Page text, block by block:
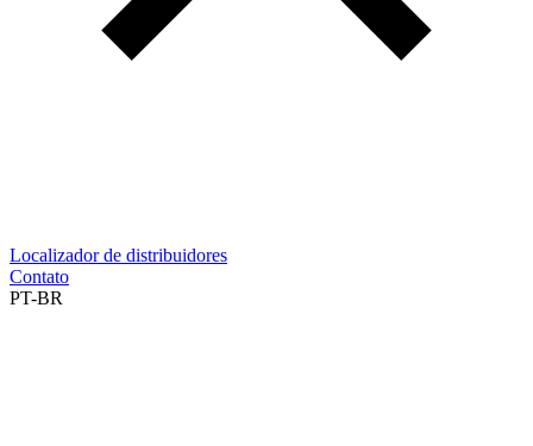
Localizador de distribuidores
Contato
PT-BR